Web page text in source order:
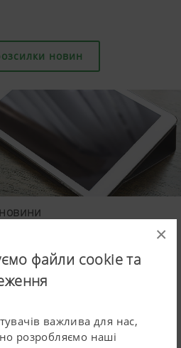
×
файли cookie та
важлива для нас,
розробляємо наші
новин